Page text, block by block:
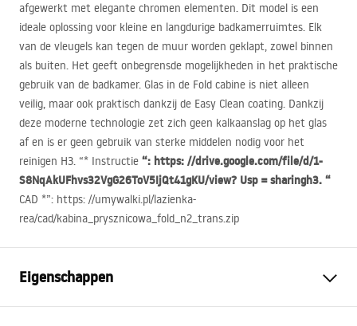
afgewerkt met elegante chromen elementen. Dit model is een
ideale oplossing voor kleine en langdurige badkamerruimtes. Elk
van de vleugels kan tegen de muur worden geklapt, zowel binnen
als buiten. Het geeft onbegrensde mogelijkheden in het praktische
gebruik van de badkamer. Glas in de Fold cabine is niet alleen
veilig, maar ook praktisch dankzij de Easy Clean coating. Dankzij
deze moderne technologie zet zich geen kalkaanslag op het glas
af en is er geen gebruik van sterke middelen nodig voor het
reinigen H3. “* Instructie “: https: //drive.google.com/file/d/1-
S8NqAkUFhvs32VgG26ToV5IjQt41gKU/view? Usp = sharingh3. “
CAD *”: https: //umywalki.pl/lazienka-
rea/cad/kabina_prysznicowa_fold_n2_trans.zip
Eigenschappen